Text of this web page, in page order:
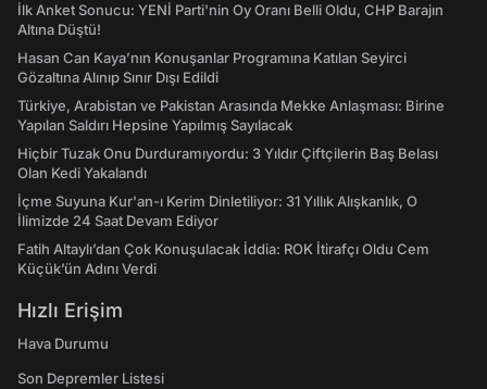
İlk Anket Sonucu: YENİ Parti'nin Oy Oranı Belli Oldu, CHP Barajın
Altına Düştü!
Hasan Can Kaya’nın Konuşanlar Programına Katılan Seyirci
Gözaltına Alınıp Sınır Dışı Edildi
Türkiye, Arabistan ve Pakistan Arasında Mekke Anlaşması: Birine
Yapılan Saldırı Hepsine Yapılmış Sayılacak
Hiçbir Tuzak Onu Durduramıyordu: 3 Yıldır Çiftçilerin Baş Belası
Olan Kedi Yakalandı
İçme Suyuna Kur'an-ı Kerim Dinletiliyor: 31 Yıllık Alışkanlık, O
İlimizde 24 Saat Devam Ediyor
Fatih Altaylı’dan Çok Konuşulacak İddia: ROK İtirafçı Oldu Cem
Küçük’ün Adını Verdi
Hızlı Erişim
Hava Durumu
Son Depremler Listesi